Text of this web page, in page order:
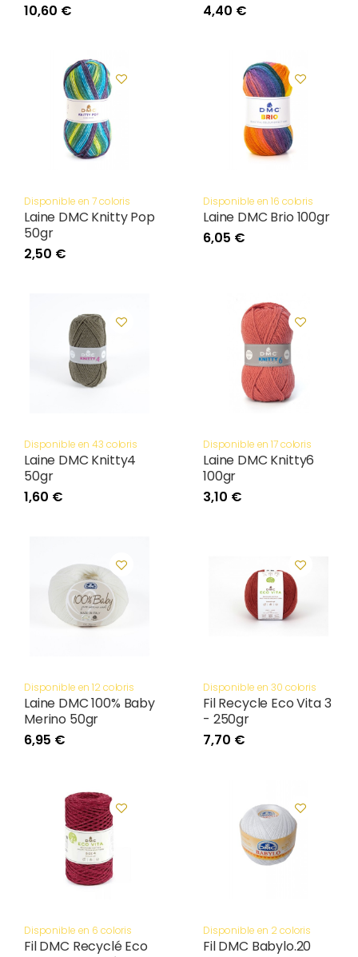
10,60 €
4,40 €
Disponible en 7 coloris
Laine DMC Knitty Pop
50gr
2,50 €
Disponible en 16 coloris
Laine DMC Brio 100gr
6,05 €
Disponible en 43 coloris
Laine DMC Knitty4
50gr
1,60 €
Disponible en 17 coloris
Laine DMC Knitty6
100gr
3,10 €
Disponible en 12 coloris
Laine DMC 100% Baby
Merino 50gr
6,95 €
Disponible en 30 coloris
Fil Recycle Eco Vita 3
- 250gr
7,70 €
Disponible en 6 coloris
Fil DMC Recyclé Eco
Disponible en 2 coloris
Fil DMC Babylo.20